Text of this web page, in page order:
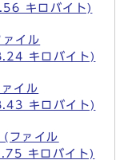
キロバイト)
イル
キロバイト)
イル
キロバイト)
ファイル
キロバイト)